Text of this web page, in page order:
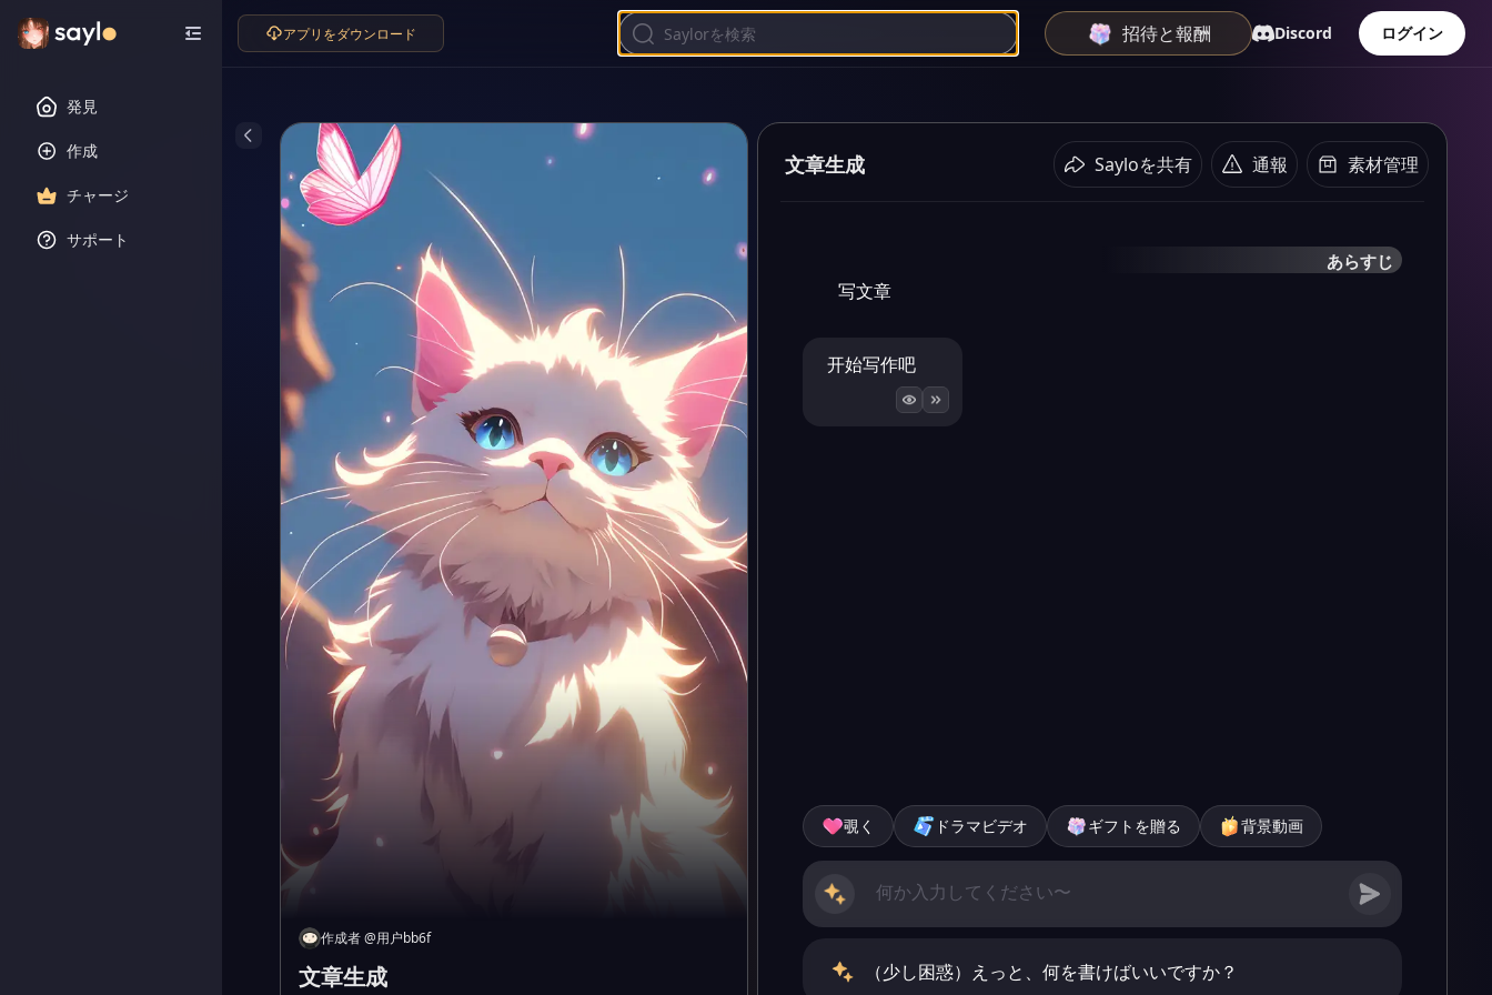
発見
作成
チャージ
サポート
アプリをダウンロード 招待と報酬 Discord ログイン
作成者@用户bb6f
文章生成
文章生成 Sayloを共有 通報 素材管理
あらすじ
写文章
开始写作吧
覗く ドラマビデオ ギフトを贈る 背景動画
（少し困惑）えっと、何を書けばいいですか？